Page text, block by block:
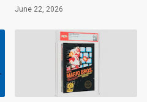
June 22, 2026